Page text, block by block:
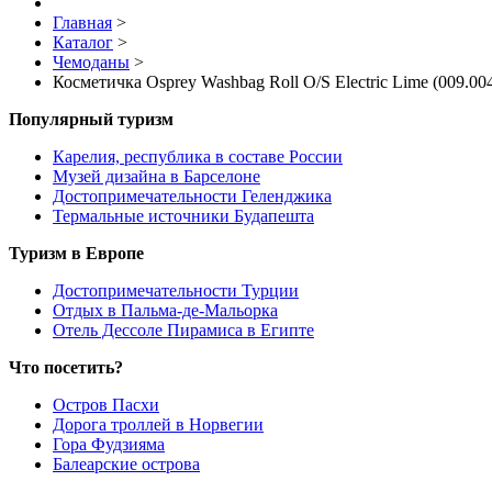
Главная >
Каталог >
Чемоданы >
Косметичка Osprey Washbag Roll O/S Electric Lime
Популярный туризм
Карелия, республика в составе России
Музей дизайна в Барселоне
Достопримечательности Геленджика
Термальные источники Будапешта
Туризм в Европе
Достопримечательности Турции
Отдых в Пальма-де-Мальорка
Отель Дессоле Пирамиса в Египте
Что посетить?
Остров Пасхи
Дорога троллей в Норвегии
Гора Фудзияма
Балеарские острова